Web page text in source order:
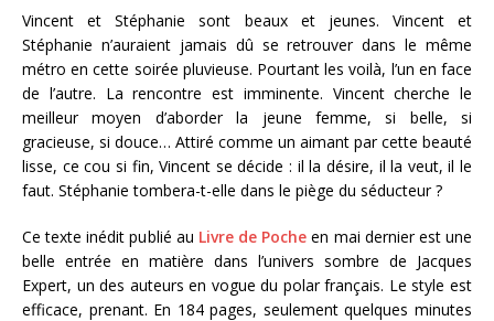
Vincent et Stéphanie sont beaux et jeunes. Vincent et
Stéphanie n’auraient jamais dû se retrouver dans le même
métro en cette soirée pluvieuse. Pourtant les voilà, l’un en face
de l’autre. La rencontre est imminente. Vincent cherche le
meilleur moyen d’aborder la jeune femme, si belle, si
gracieuse, si douce… Attiré comme un aimant par cette beauté
lisse, ce cou si fin, Vincent se décide : il la désire, il la veut, il le
faut. Stéphanie tombera-t-elle dans le piège du séducteur ?
Ce texte inédit publié au Livre de Poche en mai dernier est une
belle entrée en matière dans l’univers sombre de Jacques
Expert, un des auteurs en vogue du polar français. Le style est
efficace, prenant. En 184 pages, seulement quelques minutes